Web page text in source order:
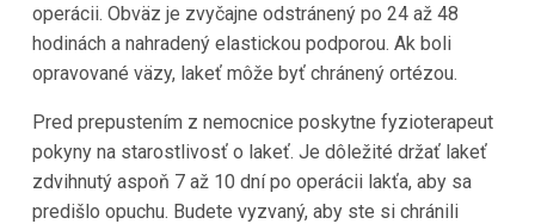
operácii. Obväz je zvyčajne odstránený po 24 až 48
hodinách a nahradený elastickou podporou. Ak boli
opravované väzy, lakeť môže byť chránený ortézou.
Pred prepustením z nemocnice poskytne fyzioterapeut
pokyny na starostlivosť o lakeť. Je dôležité držať lakeť
zdvihnutý aspoň 7 až 10 dní po operácii lakťa, aby sa
predišlo opuchu. Budete vyzvaný, aby ste si chránili